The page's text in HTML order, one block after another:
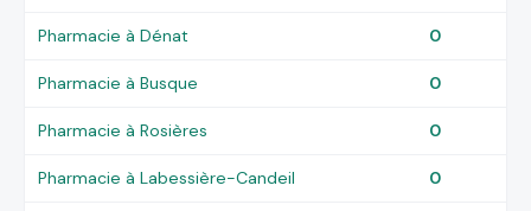
Pharmacie à Dénat 0
Pharmacie à Busque 0
Pharmacie à Rosières 0
Pharmacie à Labessière-Candeil 0